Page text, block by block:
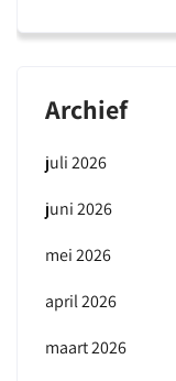
Archief
juli 2026
juni 2026
mei 2026
april 2026
maart 2026